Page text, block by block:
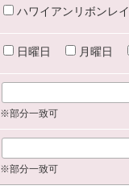
ハワイアンリボンレイ
日曜日 月曜日
※部分一致可
※部分一致可